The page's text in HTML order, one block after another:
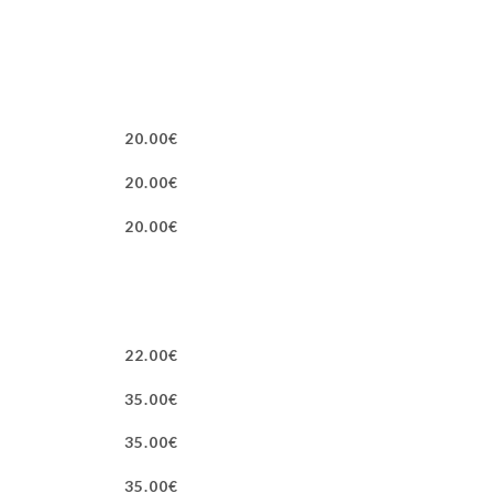
20.00€
20.00€
20.00€
22.00€
35.00€
35.00€
35.00€